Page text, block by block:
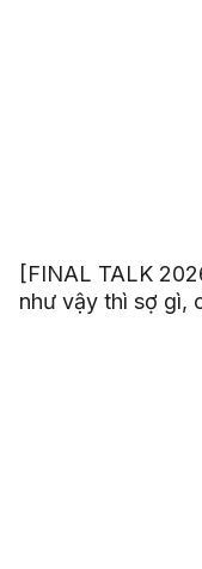
[FINAL TALK
như vậy thì sợ gì,